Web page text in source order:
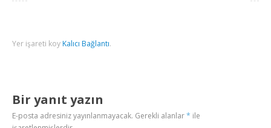
Yer işareti koy Kalıcı Bağlantı.
Bir yanıt yazın
E-posta adresiniz yayınlanmayacak. Gerekli alanlar* ile